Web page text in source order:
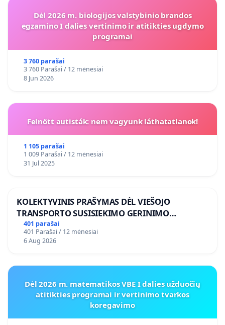
Dėl 2026 m. biologijos valstybinio brandos
egzamino I dalies vertinimo ir atitikties ugdymo
programai
3 760 parašai
3 760 Parašai / 12 mėnesiai
8 Jun 2026
Felnőtt autisták: nem vagyunk láthatatlanok!
1 105 parašai
1 009 Parašai / 12 mėnesiai
31 Jul 2025
KOLEKTYVINIS PRAŠYMAS DĖL VIEŠOJO
TRANSPORTO SUSISIEKIMO GERINIMO
VOSYLIUKŲ KAIME
401 parašai
401 Parašai / 12 mėnesiai
6 Aug 2026
Dėl 2026 m. matematikos VBE I dalies užduočių
atitikties programai ir vertinimo tvarkos
koregavimo